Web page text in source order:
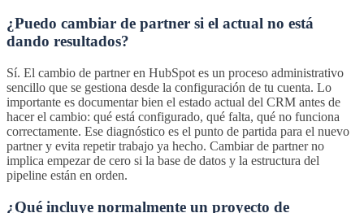
¿Puedo cambiar de partner si el actual no está
dando resultados?
Sí. El cambio de partner en HubSpot es un proceso administrativo
sencillo que se gestiona desde la configuración de tu cuenta. Lo
importante es documentar bien el estado actual del CRM antes de
hacer el cambio: qué está configurado, qué falta, qué no funciona
correctamente. Ese diagnóstico es el punto de partida para el nuevo
partner y evita repetir trabajo ya hecho. Cambiar de partner no
implica empezar de cero si la base de datos y la estructura del
pipeline están en orden.
¿Qué incluye normalmente un proyecto de